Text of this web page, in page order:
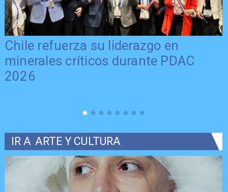
Chile refuerza su liderazgo en
minerales críticos durante PDAC
2026
IR A ARTE Y CULTURA